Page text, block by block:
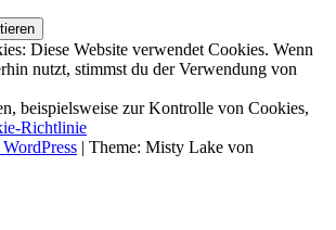
Diese Website verwendet Cookies. Wenn
nutzt, stimmst du der Verwendung von
beispielsweise zur Kontrolle von Cookies,
Richtlinie
| Theme: Misty Lake von